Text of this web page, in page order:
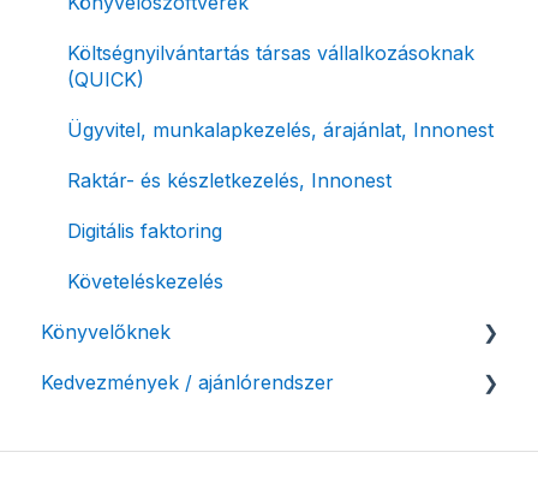
Postai szolgáltatás
Adózási támogatás egyéni vállalkozásoknak
Ismétlődő számlázás
Költségnyilvántartás társas vállalkozásoknak
(QUICK)
Ügyvitel, munkalapkezelés, árajánlat, Innonest
Raktár- és készletkezelés, Innonest
Digitális faktoring
Követeléskezelés
Könyvelőknek
Listák / adatexport
Kedvezmények / ajánlórendszer